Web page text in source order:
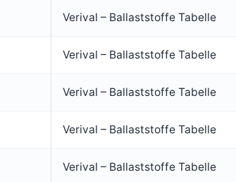
Verival – Ballaststoffe Tabelle
Verival – Ballaststoffe Tabelle
Verival – Ballaststoffe Tabelle
Verival – Ballaststoffe Tabelle
Verival – Ballaststoffe Tabelle